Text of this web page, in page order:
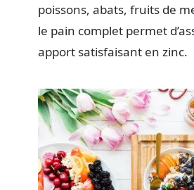
poissons, abats, fruits de
le pain complet permet
apport satisfaisant en zinc.